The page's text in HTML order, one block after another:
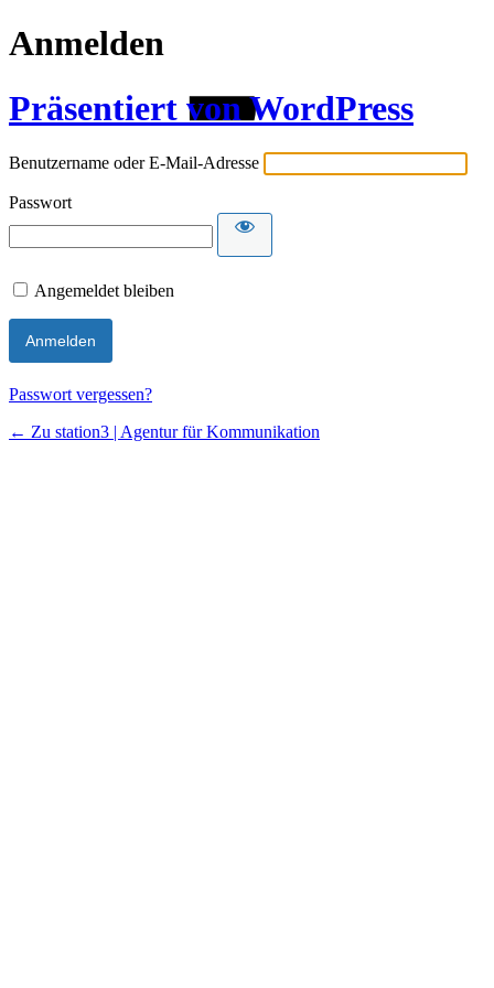
Anmelden
Präsentiert von WordPress
Benutzername oder E-Mail-Adresse
Passwort
Angemeldet bleiben
Passwort vergessen?
← Zu station3 | Agentur für Kommunikation